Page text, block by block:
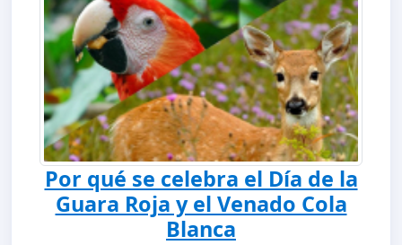
Por qué se celebra el Día de la
Guara Roja y el Venado Cola
Blanca